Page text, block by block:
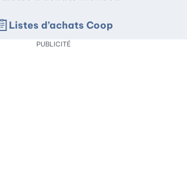
Listes d’achats Coop
PUBLICITÉ